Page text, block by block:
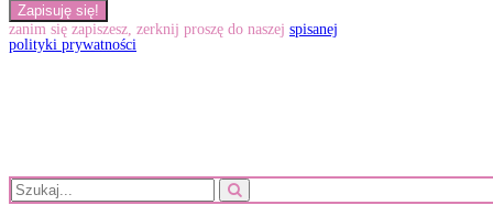
zanim się zapiszesz, zerknij proszę do naszej spisanej
polityki prywatności